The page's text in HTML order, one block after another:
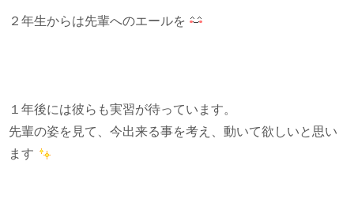
２年生からは先輩へのエールを
１年後には彼らも実習が待っています。
先輩の姿を見て、今出来る事を考え、動いて欲しいと思い
ます